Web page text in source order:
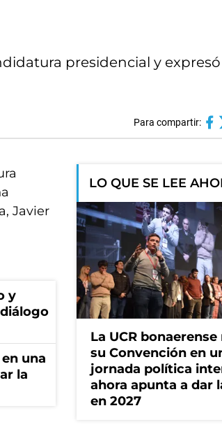
presidencial y
Para compartir:
Javier
y
una
la
LO QUE SE LEE
La UCR
su Convención en
jornada política
ahora apunta a dar
en 2027